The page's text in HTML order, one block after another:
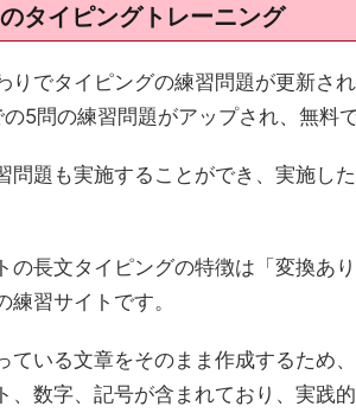
タイピングトレーニング
りでタイピングの練習問題が更新さ
5問の練習問題がアップされ、無料
問題も実施することができ、実施し
の長文タイピングの特徴は「変換あ
練習サイトです。
ている文章をそのまま作成するため
、数字、記号が含まれており、実践